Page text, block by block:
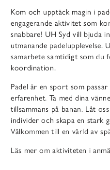
Kom och upptäck magin i
engagerande aktivitet som
snabbare! UH Syd vill bjuda
utmanande padelupplevelse.
samarbete samtidigt som
koordination.
Padel är en sport som
erfarenhet. Ta med dina
tillsammans på banan. Låt
individer och skapa en stark
Välkommen till en värld av
Läs mer om aktiviteten i